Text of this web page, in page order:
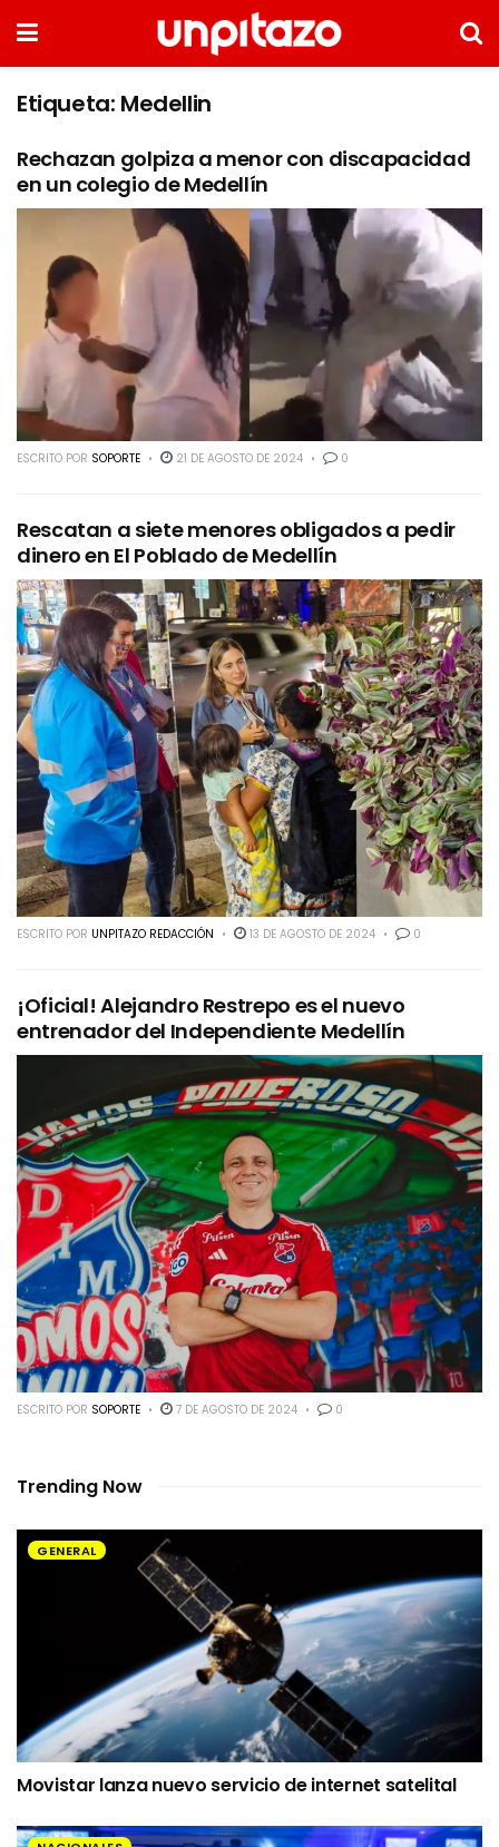
Etiqueta: Medellin
Rechazan golpiza a menor con discapacidad
en un colegio de Medellín
ESCRITO POR SOPORTE 21 DE AGOSTO DE 2024 0
Rescatan a siete menores obligados a pedir
dinero en El Poblado de Medellín
ESCRITO POR UNPITAZO REDACCIÓN 13 DE AGOSTO DE 2024 0
¡Oficial! Alejandro Restrepo es el nuevo
entrenador del Independiente Medellín
ESCRITO POR SOPORTE 7 DE AGOSTO DE 2024 0
Trending Now
GENERAL
Movistar lanza nuevo servicio de internet satelital